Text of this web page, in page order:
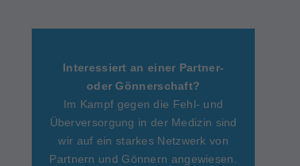
Interessiert an einer Partner-
oder Gönnerschaft?
Im Kampf gegen die Fehl- und
Überversorgung in der Medizin sind
wir auf ein starkes Netzwerk von
Partnern und Gönnern angewiesen.